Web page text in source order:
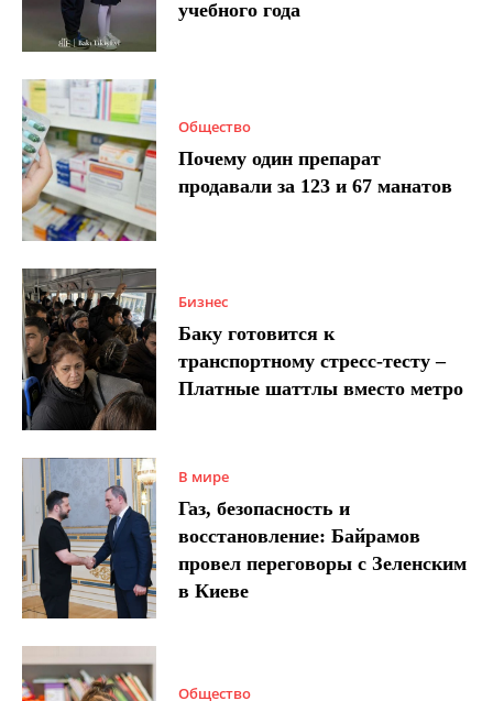
учебного года
Общество
Почему один препарат
продавали за 123 и 67 манатов
Бизнес
Баку готовится к
транспортному стресс-тесту –
Платные шаттлы вместо метро
В мире
Газ, безопасность и
восстановление: Байрамов
провел переговоры с Зеленским
в Киеве
Общество